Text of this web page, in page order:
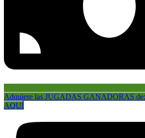
Adquiere las JUGADAS GANADORAS
AQUÍ